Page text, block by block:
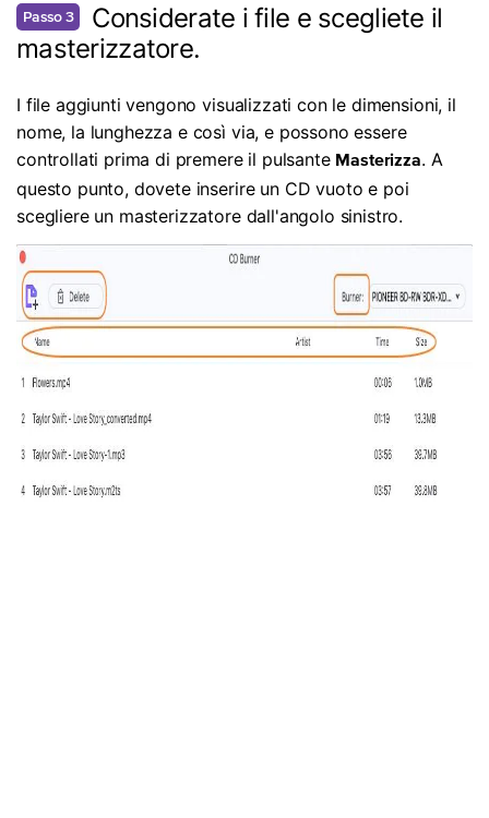
Passo 3
Considerate i file e scegliete il
masterizzatore.
I file aggiunti vengono visualizzati con le dimensioni, il
nome, la lunghezza e così via, e possono essere
controllati prima di premere il pulsante Masterizza. A
questo punto, dovete inserire un CD vuoto e poi
scegliere un masterizzatore dall'angolo sinistro.